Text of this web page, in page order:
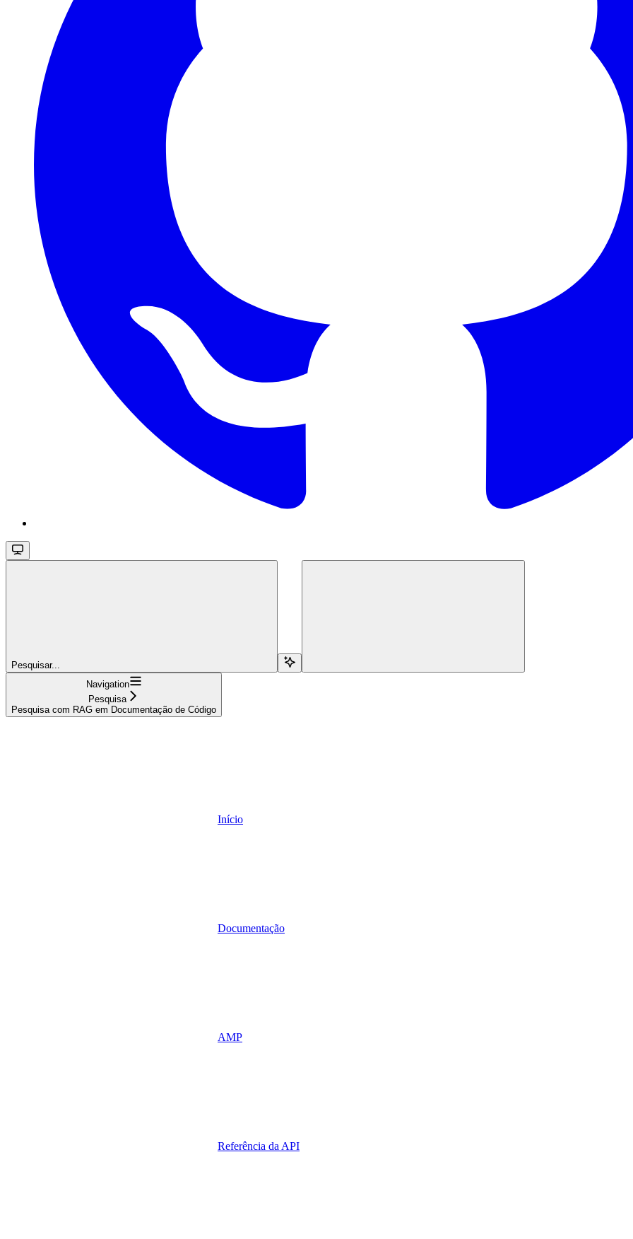
Pesquisar...
Navigation
Pesquisa
Pesquisa com RAG em Documentação de Código
Início
Documentação
AMP
Referência da API